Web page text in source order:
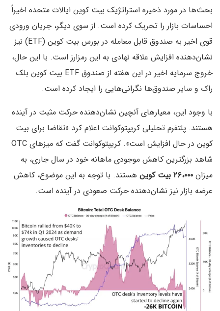
بحث‌ها در مورد ذخیره استراتژیک بیت کوین ایالات متحده اخیراً
احساسات بازار را تحریک کرده است. از سوی دیگر، جریان ورودی
قوی اخیر به صندوق قابل معامله در بورس بیت کوین (ETF) نیز
نشان‌دهنده افزایش علاقه نهادی به این رمزارز است. با این حال،
خروج سرمایه اخیر در این هفته از صندوق ETF بیت کوین بلک
راک و سایر صندوق‌ها نگرانی‌هایی را ایجاد کرده است.
با وجود این، معیارهای آنچین نشان‌دهنده حرکت مثبت در آینده
هستند. پلتفرم تحلیلی کریپتوکوانت اعلام کرد «تقاضا برای بیت
کوین در حال افزایش است». کریپتوکوانت گفت که میزهای OTC
شاهد بزرگترین کاهش موجودی ماهانه خود در سال جاری، به
میزان ۲۶،۰۰۰ بیت کوین
هستند. با توجه به این موضوع، کاهش
عرضه بازار نیز نشان‌دهنده حرکت صعودی در آینده است.